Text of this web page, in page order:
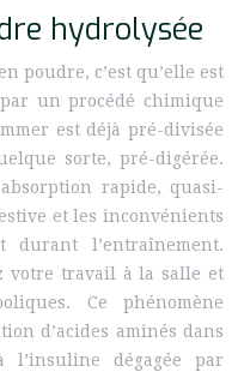
hydrolysée
poudre, c’est qu’elle est
un procédé chimique
est déjà pré-divisée
sorte, pré-digérée.
rapide, quasi-
et les inconvénients
durant l’entraînement.
votre travail à la salle et
Ce phénomène
d’acides aminés dans
dégagée par